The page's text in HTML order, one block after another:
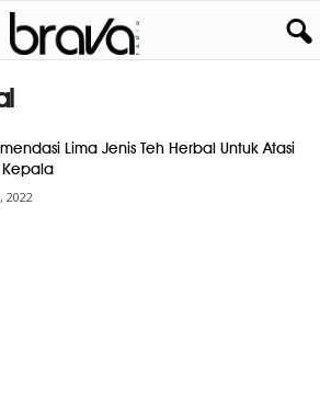
Lima Jenis Teh Herbal Untuk Atasi
Kepala
2022